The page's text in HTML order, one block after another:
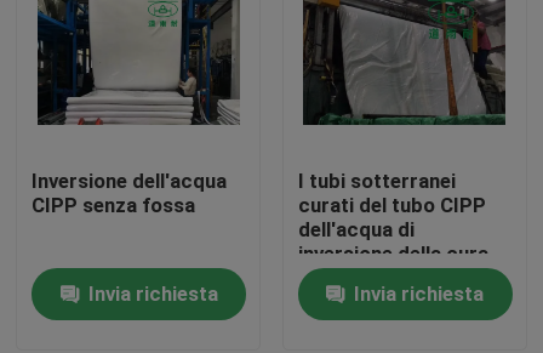
Casa
Prodotti
Inversione dell'acqua
CIPP senza fossa
Invia richiesta
I tubi sotterranei
curati del tubo CIPP
dell'acqua di
inversione della cura
sul posto dell'acqua
calda non riparano
vangata
Invia richiesta